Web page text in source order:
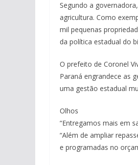
Segundo a
agricultura. Como
mil pequenas
da política estadual do
O prefeito de Coronel
Paraná engrandece as
uma gestão estadual
Olhos
“Entregamos mais em
“Além de ampliar
e programadas no